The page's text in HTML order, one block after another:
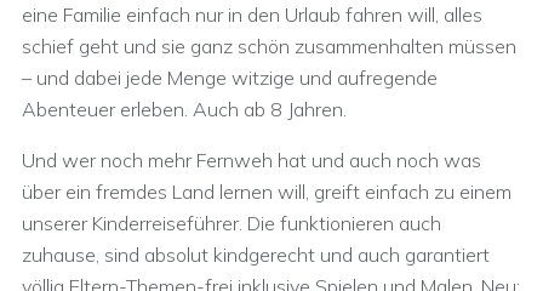
eine Familie einfach nur in den Urlaub fahren will, alles
schief geht und sie ganz schön zusammenhalten müssen
– und dabei jede Menge witzige und aufregende
Abenteuer erleben. Auch ab 8 Jahren.
Und wer noch mehr Fernweh hat und auch noch was
über ein fremdes Land lernen will, greift einfach zu einem
unserer Kinderreiseführer. Die funktionieren auch
zuhause, sind absolut kindgerecht und auch garantiert
völlig Eltern-Themen-frei inklusive Spielen und Malen. Neu: